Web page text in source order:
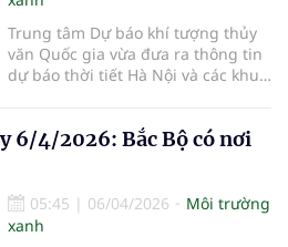
Trung tâm Dự báo khí tượng thủy
văn Quốc gia vừa đưa ra thông tin
dự báo thời tiết Hà Nội và các khu
6/4/2026: Bắc Bộ có nơi
05:45 | 06/04/2026
Môi trường
xanh